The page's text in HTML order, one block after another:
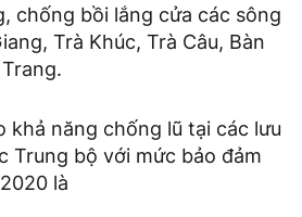
chống bồi lắng cửa các sông
Trà Khúc, Trà Câu, Bàn
khả năng chống lũ tại các lưu
Trung bộ với mức bảo đảm
là